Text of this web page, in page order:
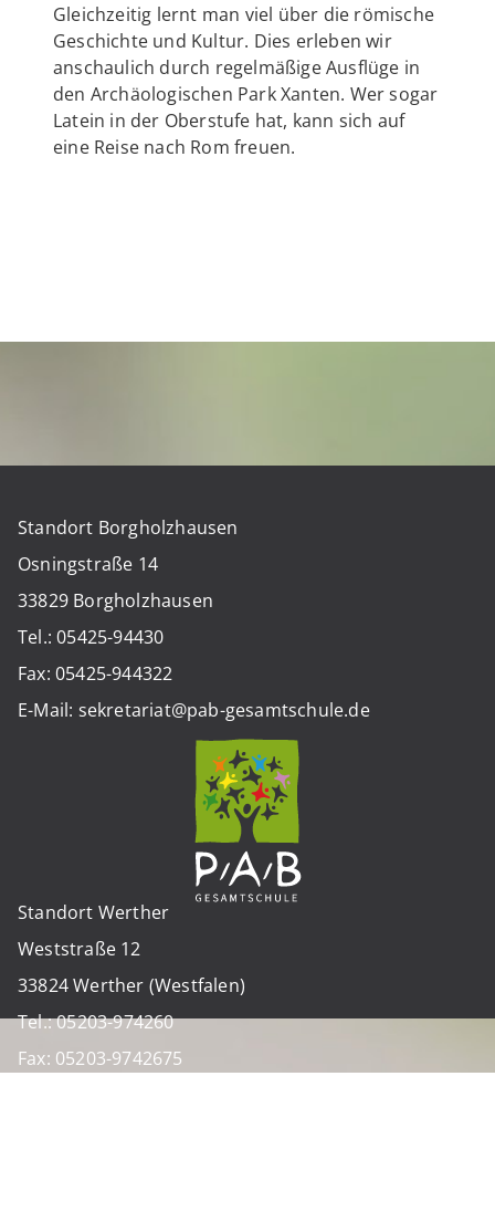
Gleichzeitig lernt man viel über die römische
Geschichte und Kultur. Dies erleben wir
anschaulich durch regelmäßige Ausflüge in
den Archäologischen Park Xanten. Wer sogar
Latein in der Oberstufe hat, kann sich auf
eine Reise nach Rom freuen.
Standort Borgholzhausen
Osningstraße 14
33829 Borgholzhausen
Tel.: 05425-94430
Fax: 05425-944322
E-Mail: sekretariat@pab-gesamtschule.de
Standort Werther
Weststraße 12
33824 Werther (Westfalen)
Tel.: 05203-974260
Fax: 05203-9742675